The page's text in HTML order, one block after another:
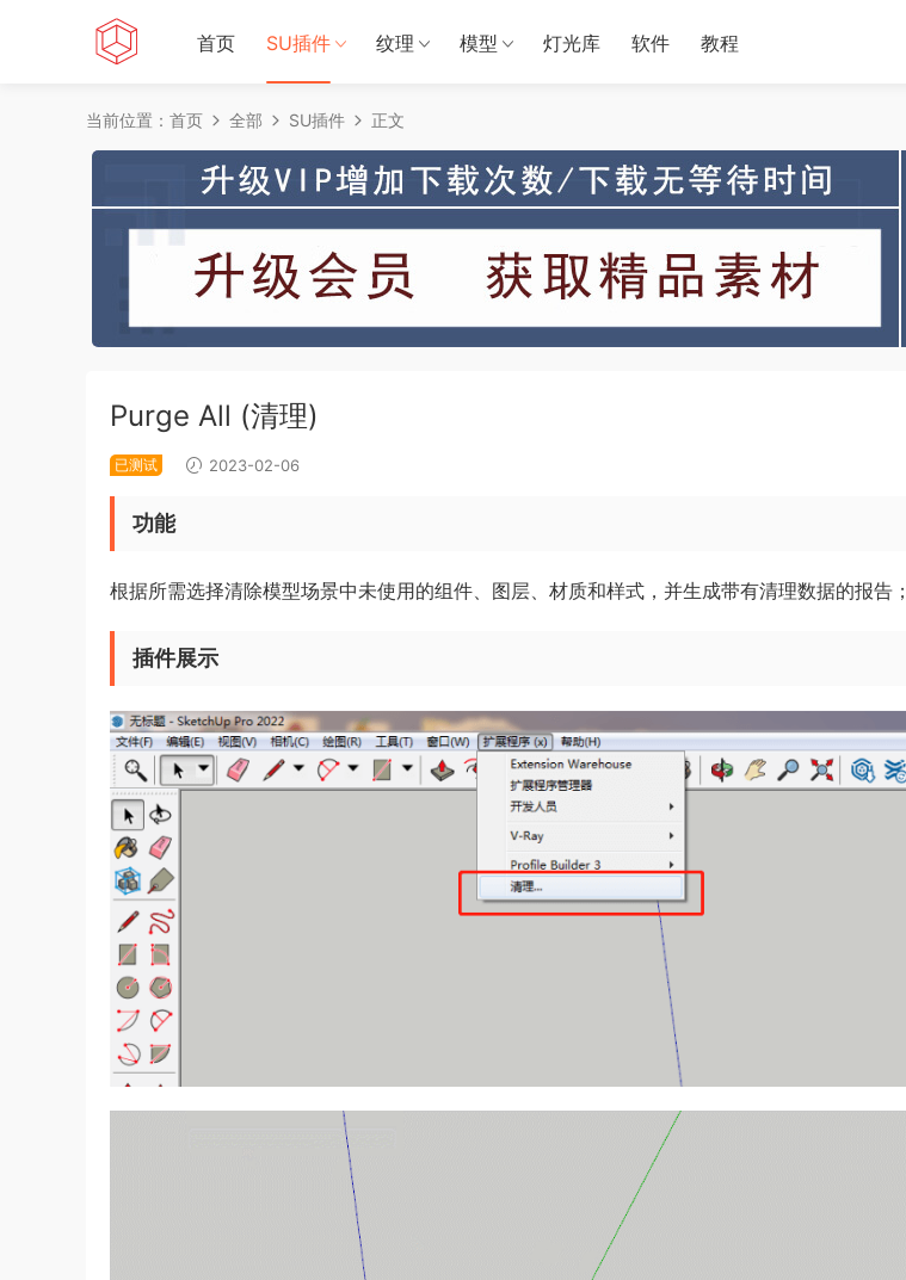
首页 SU插件 纹理 模型 灯光库 软件 教程
当前位置： 首页 全部 SU插件 正文
Purge All (清理)
已测试 2023-02-06
功能
根据所需选择清除模型场景中未使用的组件、图层、材质和样式，并生成带有清理数据的报告；
插件展示